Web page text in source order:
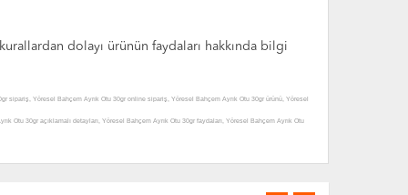
dolayı ürünün faydaları hakkında bilgi
sipariş, Yöresel Bahçem Ayrık Otu 30gr online sipariş, Yöresel Bahçem Ayrık Otu 30gr ürünü, Yöresel
Otu 30gr açıklamalı detayları, Yöresel Bahçem Ayrık Otu 30gr faydaları, Yöresel Bahçem Ayrık Otu
Bahçem Ayrık Otu 30gr nerden alabilirim, Yöresel Bahçem Ayrık Otu 30gr satılan, Yöresel Bahçem